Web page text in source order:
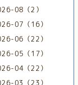
08（2）
07（16）
06（22）
05（17）
04（22）
03（23）